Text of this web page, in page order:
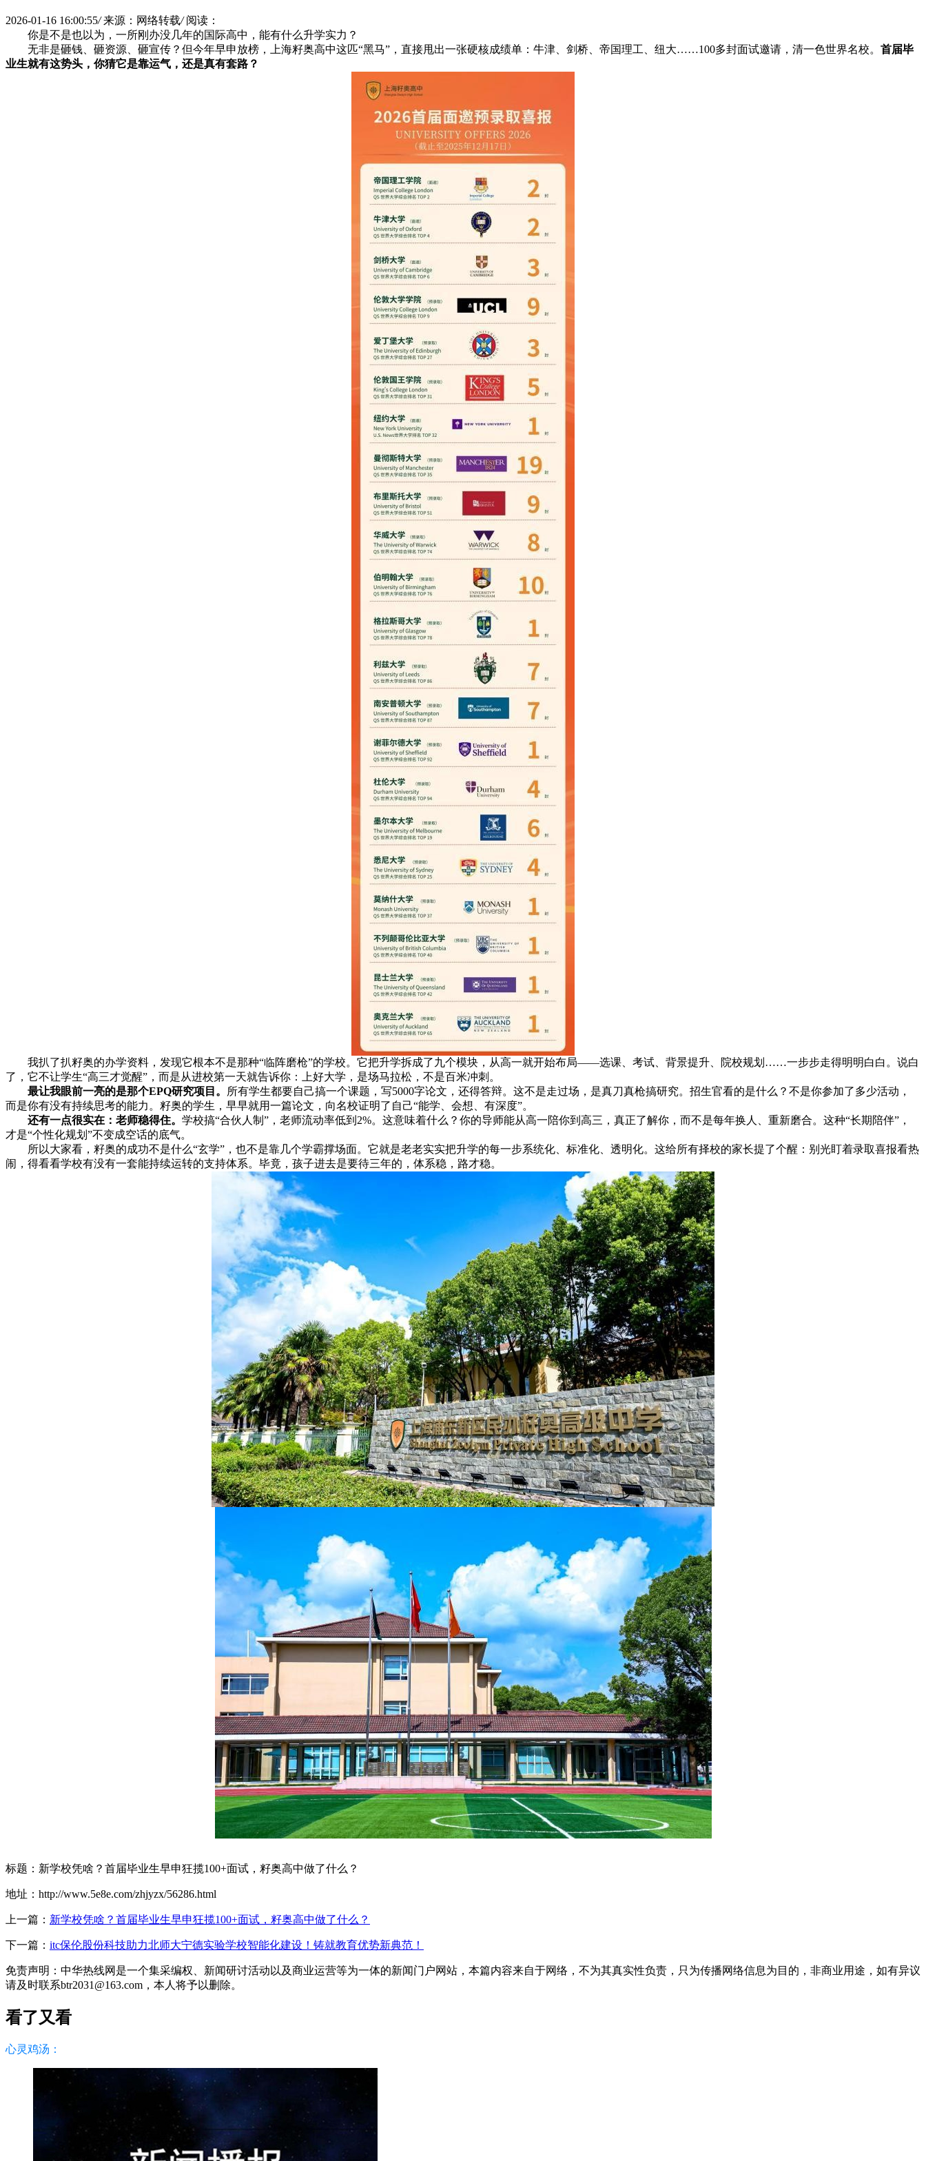
2026-01-16 16:00:55/ 来源：网络转载/ 阅读：
你是不是也以为，一所刚办没几年的国际高中，能有什么升学实力？
无非是砸钱、砸资源、砸宣传？但今年早申放榜，上海籽奥高中这匹“黑马”，直接甩出一张硬核成绩单：牛津、剑桥、帝国理工、纽大……100多封面试邀请，清一色世界名校。 首届毕
业生就有这势头，你猜它是靠运气，还是真有套路？
我扒了扒籽奥的办学资料，发现它根本不是那种“临阵磨枪”的学校。它把升学拆成了九个模块，从高一就开始布局——选课、考试、背景提升、院校规划……一步步走得明明白白。说白
了，它不让学生“高三才觉醒”，而是从进校第一天就告诉你：上好大学，是场马拉松，不是百米冲刺。
最让我眼前一亮的是那个EPQ研究项目。
所有学生都要自己搞一个课题，写5000字论文，还得答辩。这不是走过场，是真刀真枪搞研究。招生官看的是什么？不是你参加了多少活动，
而是你有没有持续思考的能力。籽奥的学生，早早就用一篇论文，向名校证明了自己“能学、会想、有深度”。
还有一点很实在：老师稳得住。 学校搞“合伙人制”，老师流动率低到2%。这意味着什么？你的导师能从高一陪你到高三，真正了解你，而不是每年换人、重新磨合。这种“长期陪伴”，
才是“个性化规划”不变成空话的底气。
所以大家看，籽奥的成功不是什么“玄学”，也不是靠几个学霸撑场面。它就是老老实实把升学的每一步系统化、标准化、透明化。这给所有择校的家长提了个醒：别光盯着录取喜报看热
闹，得看看学校有没有一套能持续运转的支持体系。毕竟，孩子进去是要待三年的，体系稳，路才稳。
标题：新学校凭啥？首届毕业生早申狂揽100+面试，籽奥高中做了什么？
地址：http://www.5e8e.com/zhjyzx/56286.html
上一篇： 新学校凭啥？首届毕业生早申狂揽100+面试，籽奥高中做了什么？
下一篇： itc保伦股份科技助力北师大宁德实验学校智能化建设！铸就教育优势新典范！
免责声明：中华热线网是一个集采编权、新闻研讨活动以及商业运营等为一体的新闻门户网站，本篇内容来自于网络，不为其真实性负责，只为传播网络信息为目的，非商业用途，如有异议
请及时联系btr2031@163.com，本人将予以删除。
看了又看
心灵鸡汤：